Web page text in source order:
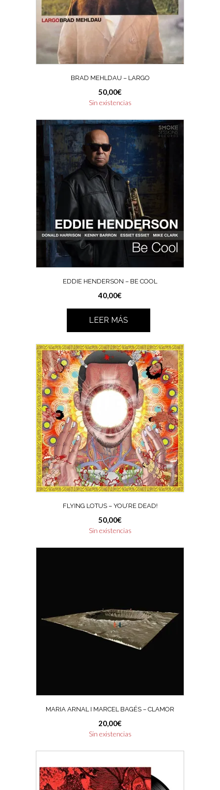
BRAD MEHLDAU – LARGO
50,00€
Sin existencias
EDDIE HENDERSON – BE COOL
40,00€
LEER MÁS
FLYING LOTUS – YOU’RE DEAD!
50,00€
Sin existencias
MARIA ARNAL I MARCEL BAGÉS – CLAMOR
20,00€
Sin existencias